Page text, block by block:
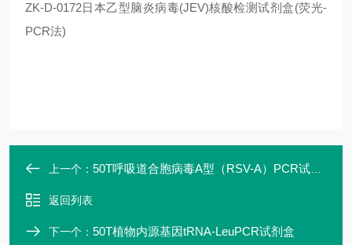
ZK-D-0172日本乙型脑炎病毒(JEV)核酸检测试剂盒(荧光-
PCR法)
上一个： 50T呼吸道合胞病毒A型（RSV-A）PCR试剂盒
返回列表
下一个： 50T植物内源基因tRNA-LeuPCR试剂盒